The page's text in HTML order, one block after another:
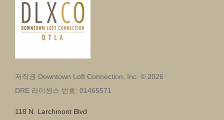
저작권 Downtown Loft Connection, Inc. © 2026
DRE 라이센스 번호: 01465571
118 N. Larchmont Blvd